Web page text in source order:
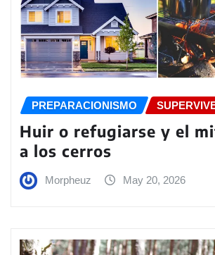
PREPARACIONISMO
Huir o refugiarse y el
a los cerros
Morpheuz May 20, 2026